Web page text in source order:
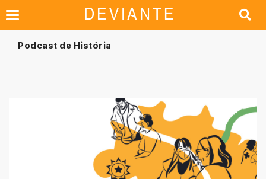
Podcast de História